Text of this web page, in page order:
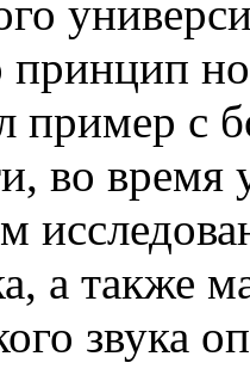
принцип
пример с
во время
а также
звука